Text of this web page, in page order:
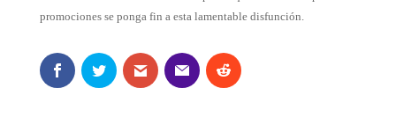
promociones se ponga fin a esta lamentable disfunción.